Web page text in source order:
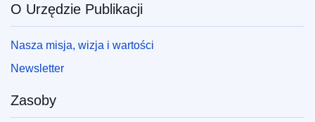
O Urzędzie Publikacji
Nasza misja, wizja i wartości
Newsletter
Zasoby